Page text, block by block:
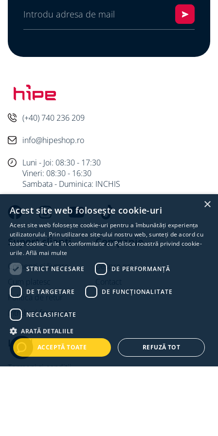
Antrenare: TX T30
Documente
(+40) 740 236 209
info@hipeshop.ro
Luni - Joi: 08:30 - 17:30
Vineri: 08:30 - 16:30
Sambata - Duminica: INCHIS
Suport clienti
Comenzi si livrare
Cum platesc
Politica de retur
Intrebari frecvente
Companie
Despre noi
Legal
Termeni si conditii
×
Acest site web folosește cookie-uri
Acest site web folosește cookie-uri pentru a îmbunătăți experiența
utilizatorului. Prin utilizarea site-ului nostru web, sunteți de acord cu
toate cookie-urile în conformitate cu Politica noastră privind cookie-
urile.Află mai multe
STRICT NECESARE
DE PERFORMANȚĂ
DE TARGETARE DE FUNCŢIONALITATE
NECLASIFICATE
ARATĂ DETALIILE
ACCEPTĂ TOATE
REFUZĂ TOT